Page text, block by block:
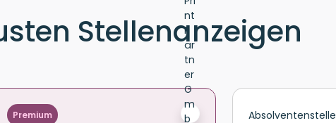
Stellenanzeigen
Premium Absolventenstelle